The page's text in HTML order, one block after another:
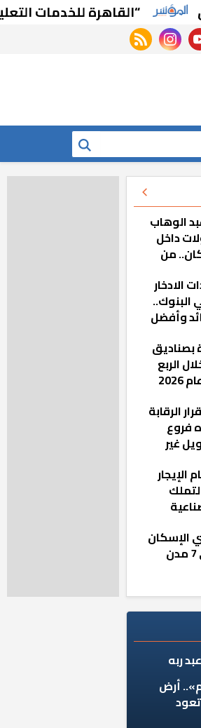
“القاهرة للخدمات
instagram
rss feed
الوهاب
داخل
من
الادخار
البنوك..
وأفضل
بصناديق
الربع
الرقابة
فروع
غير
الإيجار
الإسكان
المتميز في 7 مدن
ربه
أرض